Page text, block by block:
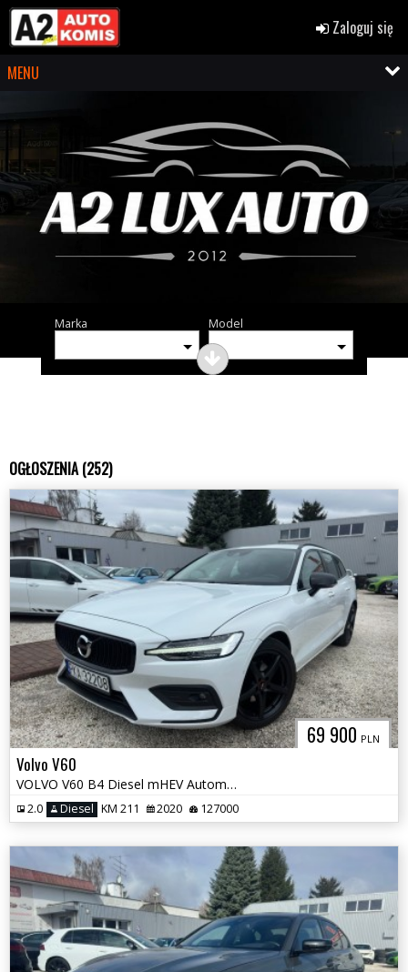
Zaloguj się
MENU
Marka Model
OGŁOSZENIA (252)
69 900 PLN
Volvo V60
VOLVO V60 B4 Diesel mHEV Automat
2.0 Diesel KM 211 2020 127000